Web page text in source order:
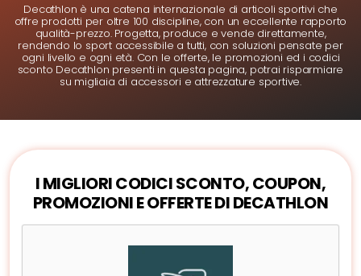
Decathlon è una catena internazionale di articoli sportivi che
offre prodotti per oltre 100 discipline, con un eccellente rapporto
qualità-prezzo. Progetta, produce e vende direttamente,
rendendo lo sport accessibile a tutti, con soluzioni pensate per
ogni livello e ogni età. Con le offerte, le promozioni ed i codici
sconto Decathlon presenti in questa pagina, potrai risparmiare
su migliaia di accessori e attrezzature sportive.
I MIGLIORI CODICI SCONTO, COUPON,
PROMOZIONI E OFFERTE DI DECATHLON